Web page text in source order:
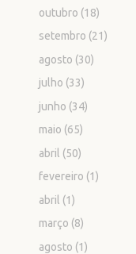
outubro (18)
setembro (21)
agosto (30)
julho (33)
junho (34)
maio (65)
abril (50)
fevereiro (1)
abril (1)
março (8)
agosto (1)